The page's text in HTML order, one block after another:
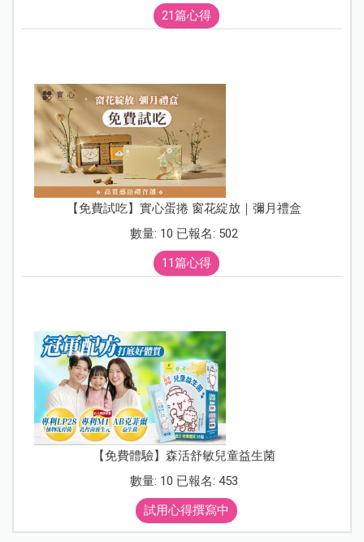
21篇心得
【免費試吃】實心蛋捲 窗花綻放｜彌月禮盒
數量: 10 已報名: 502
11篇心得
【免費體驗】森活舒敏兒童益生菌
數量: 10 已報名: 453
試用心得撰寫中